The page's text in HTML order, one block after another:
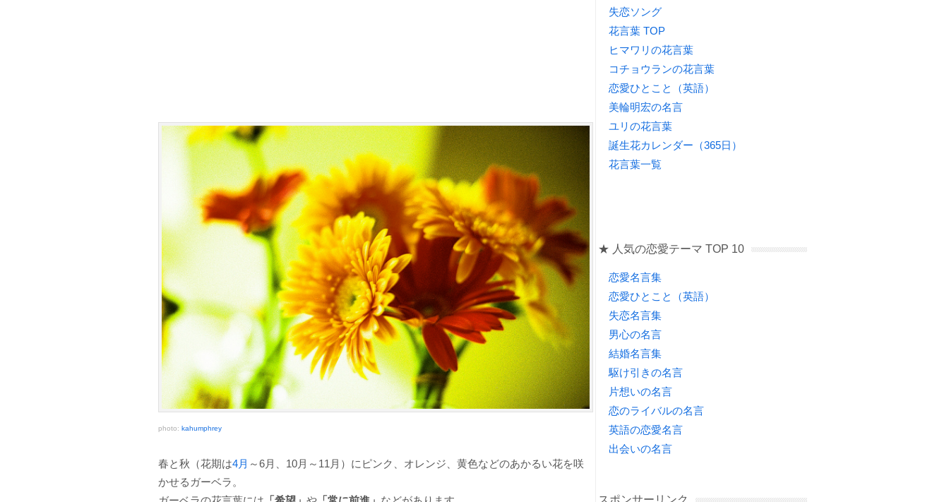
photo: kahumphrey
春と秋（花期は4月 ～6月、10月～11月）にピンク、オレンジ、黄色などのあかるい花を咲
かせるガーベラ。
失恋ソング
花言葉 TOP
ヒマワリの花言葉
コチョウランの花言葉
恋愛ひとこと（英語）
美輪明宏の名言
ユリの花言葉
誕生花カレンダー（365日）
花言葉一覧
★ 人気の恋愛テーマ TOP 10
恋愛名言集
恋愛ひとこと（英語）
失恋名言集
男心の名言
結婚名言集
駆け引きの名言
片想いの名言
恋のライバルの名言
英語の恋愛名言
出会いの名言
スポンサーリンク